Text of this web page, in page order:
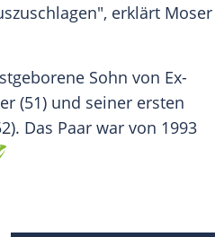
erklärt Moser
Sohn von Ex-
(51) und seiner ersten
Das Paar war von 1993